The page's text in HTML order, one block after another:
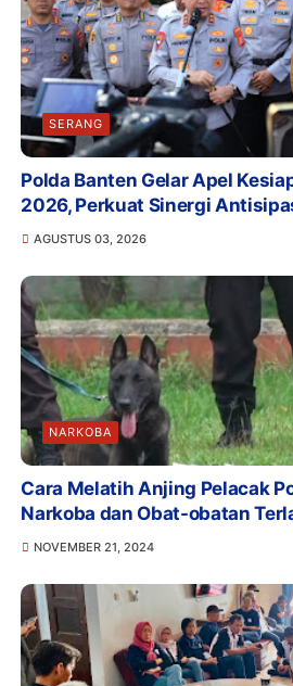
SERANG
Polda Banten Gelar Apel
2026, Perkuat Sinergi
AGUSTUS 03, 2026
NARKOBA
Cara Melatih Anjing Pelacak
Narkoba dan Obat-obatan
NOVEMBER 21, 2024